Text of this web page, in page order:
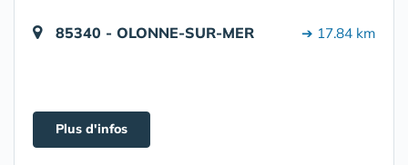
85340 - OLONNE-SUR-MER ➔ 17.84 km
Plus d'infos